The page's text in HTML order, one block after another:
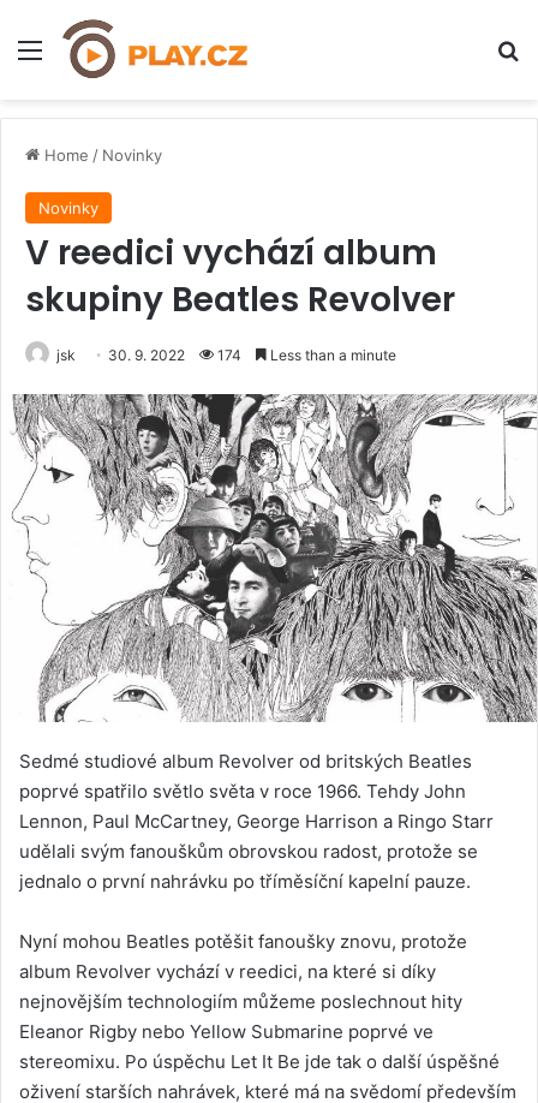
Menu
Home / Novinky
Novinky
V reedici vychází album
skupiny Beatles Revolver
jsk 30. 9. 2022 174 Less than a minute
Sedmé studiové album Revolver od britských Beatles
poprvé spatřilo světlo světa v roce 1966. Tehdy John
Lennon, Paul McCartney, George Harrison a Ringo Starr
udělali svým fanouškům obrovskou radost, protože se
jednalo o první nahrávku po tříměsíční kapelní pauze.
Nyní mohou Beatles potěšit fanoušky znovu, protože
album Revolver vychází v reedici, na které si díky
nejnovějším technologiím můžeme poslechnout hity
Eleanor Rigby nebo Yellow Submarine poprvé ve
stereomixu. Po úspěchu Let It Be jde tak o další úspěšné
oživení starších nahrávek, které má na svědomí především